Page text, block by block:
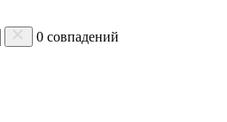
0 совпадений